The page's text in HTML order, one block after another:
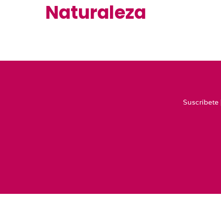
Naturaleza
Suscríbete